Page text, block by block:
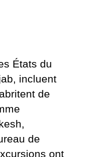
États du
incluent
de
de
ont